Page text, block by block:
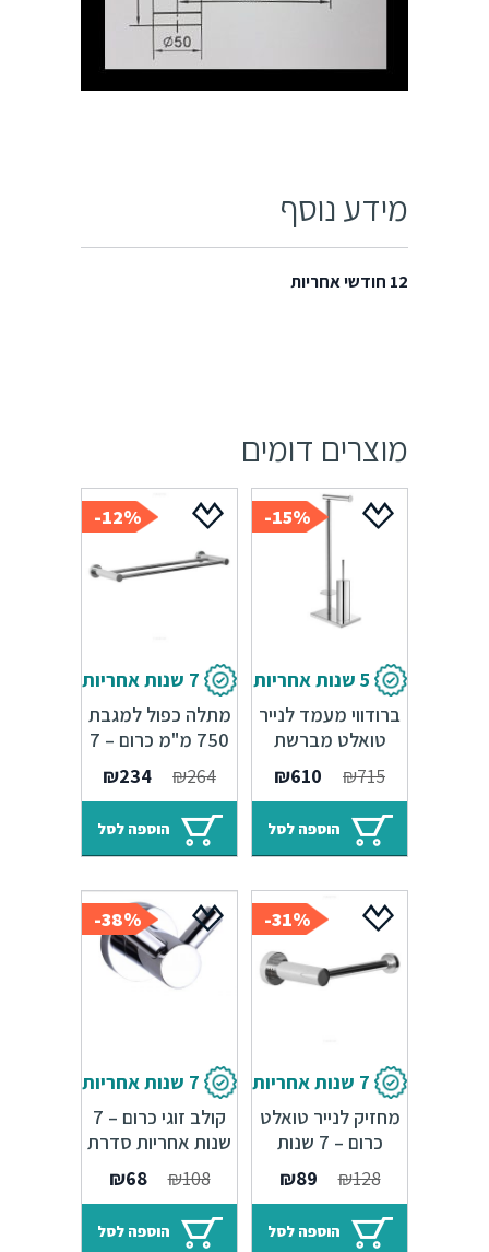
מידע נוסף
12 חודשי אחריות
מוצרים דומים
15%-
5 שנות אחריות
ברודווי מעמד לנייר
טואלט מברשת
אסלה ונייר רזרבי –
₪715
המחיר
המקורי
היה:
₪715.
₪610
הנוכחי
הוא:
₪610.
הוספה לסל
12%-
7 שנות אחריות
מתלה כפול למגבת
750 מ"מ כרום – 7
שנות אחריות סדרת
₪264
המחיר
המקורי
היה:
₪264.
₪234
הנוכחי
הוא:
₪234.
הוספה לסל
31%-
7 שנות אחריות
מחזיק לנייר טואלט
כרום – 7 שנות
אחריות סדרת
₪128
המחיר
המקורי
היה:
₪89
הנוכחי
הוא:הוספה לסל
38%-
7 שנות אחריות
קולב זוגי כרום – 7
שנות אחריות סדרת
Amsterdam
₪108
המחיר
המקורי
היה:
₪68
הנוכחי
הוא:הוספה לסל